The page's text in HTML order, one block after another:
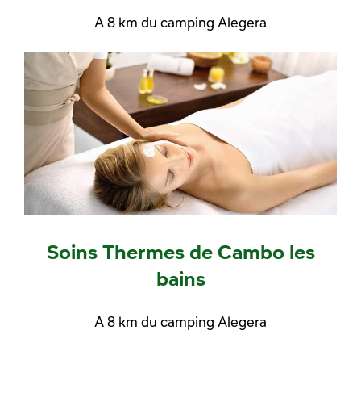
A 8 km du camping Alegera
Soins Thermes de Cambo les
bains
A 8 km du camping Alegera